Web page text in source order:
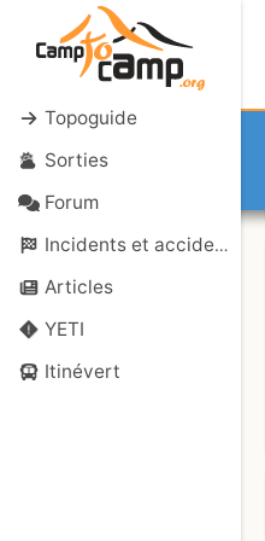
Topoguide
Sorties
Forum
Incidents et accidents
Articles
YETI
Itinévert